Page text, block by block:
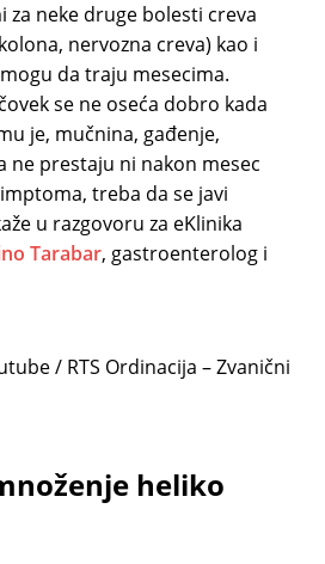
neke druge bolesti creva
nervozna creva) kao i
da traju mesecima.
se ne oseća dobro kada
je, mučnina, gađenje,
ne prestaju ni nakon mesec
treba da se javi
u razgovoru za eKlinika
Tarabar, gastroenterolog i
/ RTS Ordinacija – Zvanični
heliko